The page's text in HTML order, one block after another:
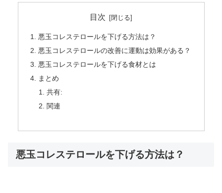
目次
悪玉コレステロールを下げる方法は？
悪玉コレステロールの改善に運動は効果がある？
悪玉コレステロールを下げる食材とは
まとめ
共有:
関連
悪玉コレステロールを下げる方法は？